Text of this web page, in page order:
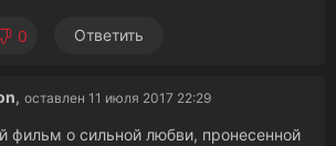
0 Ответить
, оставлен 11 июля 2017 22:29
фильм о сильной любви, пронесенной